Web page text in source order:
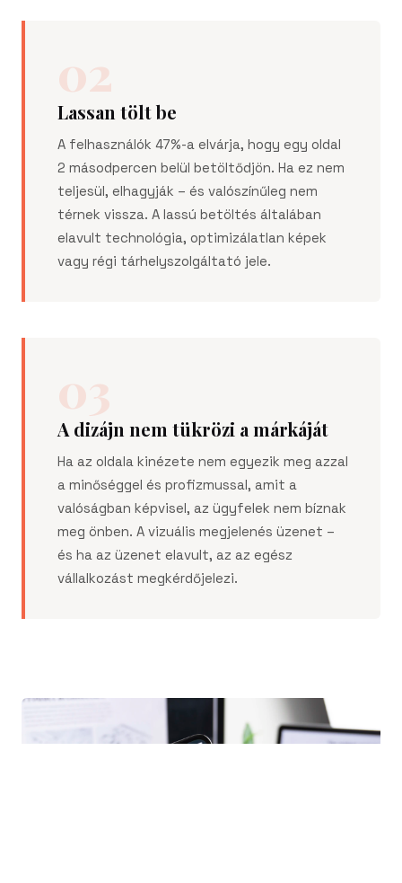
02
Lassan tölt be
A felhasználók 47%-a elvárja, hogy egy oldal
2 másodpercen belül betöltődjön. Ha ez nem
teljesül, elhagyják – és valószínűleg nem
térnek vissza. A lassú betöltés általában
elavult technológia, optimizálatlan képek
vagy régi tárhelyszolgáltató jele.
03
A dizájn nem tükrözi a márkáját
Ha az oldala kinézete nem egyezik meg azzal
a minőséggel és profizmussal, amit a
valóságban képvisel, az ügyfelek nem bíznak
meg önben. A vizuális megjelenés üzenet –
és ha az üzenet elavult, az az egész
vállalkozást megkérdőjelezi.